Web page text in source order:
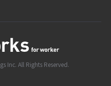
Inc. All Rights Reserved.